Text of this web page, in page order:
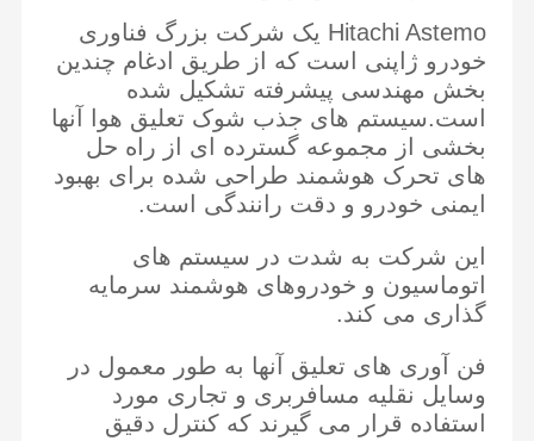
Hitachi Astemo یک شرکت بزرگ فناوری
خودرو ژاپنی است که از طریق ادغام چندین
بخش مهندسی پیشرفته تشکیل شده
است.سیستم های جذب شوک تعلیق هوا آنها
بخشی از مجموعه گسترده ای از راه حل
های تحرک هوشمند طراحی شده برای بهبود
ایمنی خودرو و دقت رانندگی است.
این شرکت به شدت در سیستم های
اتوماسیون و خودروهای هوشمند سرمایه
گذاری می کند.
فن آوری های تعلیق آنها به طور معمول در
وسایل نقلیه مسافربری و تجاری مورد
استفاده قرار می گیرند که کنترل دقیق